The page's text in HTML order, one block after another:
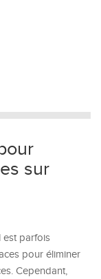
sur
est parfois
pour éliminer
Cependant,